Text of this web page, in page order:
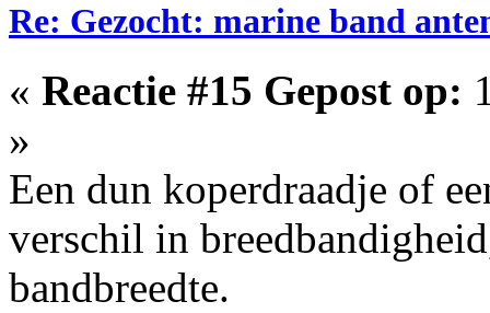
Re: Gezocht: marine band
« Reactie #15 Gepost op:
»
Een dun koperdraadje of
verschil in
bandbreedte.